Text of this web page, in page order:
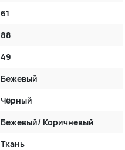
61
88
49
Бежевый
Чёрный
Бежевый/ Коричневый
Ткань